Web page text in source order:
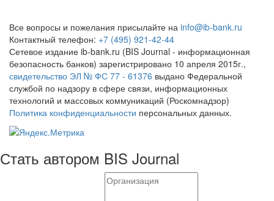
Все вопросы и пожелания присылайте на info@ib-bank.ru
Контактный телефон: +7 (495) 921-42-44
Сетевое издание ib-bank.ru (BIS Journal - информационная
безопасность банков) зарегистрировано 10 апреля 2015г.,
свидетельство ЭЛ № ФС 77 - 61376 выдано Федеральной
службой по надзору в сфере связи, информационных
технологий и массовых коммуникаций (Роскомнадзор)
Политика конфиденциальности персональных данных.
Стать автором BIS Journal